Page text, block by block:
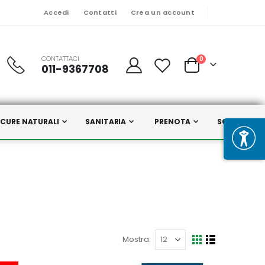
Accedi Contatti Crea un account
CONTATTACI
011-9367708 Cart
0Prodotti
CURE NATURALI SANITARIA PRENOTA SCELTI DA
Mostra
Mostra
Griglia
Lista